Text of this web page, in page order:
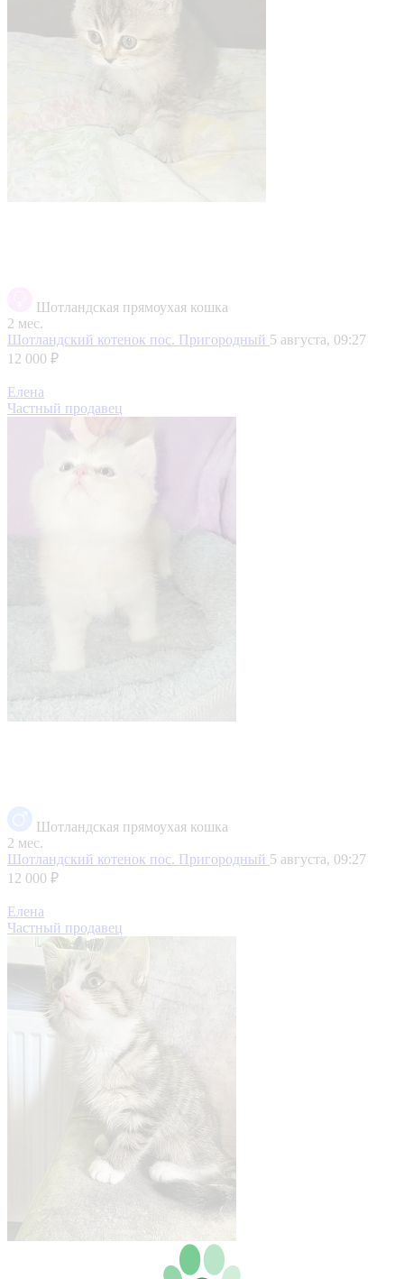
Шотландская прямоухая кошка
2 мес.
Шотландский котенок пос. Пригородный 5 августа, 09:27
12 000 ₽
Елена
Частный продавец
Шотландская прямоухая кошка
2 мес.
Шотландский котенок пос. Пригородный 5 августа, 09:27
12 000 ₽
Елена
Частный продавец